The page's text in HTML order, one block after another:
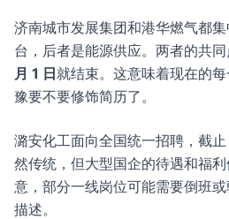
济南城市发展集团和港华燃气都
台，后者是能源供应。两者的共
月 1 日就结束。这意味着现在的
豫要不要修饰简历了。
潞安化工面向全国统一招聘，截
然传统，但大型国企的待遇和福
意，部分一线岗位可能需要倒班
描述。